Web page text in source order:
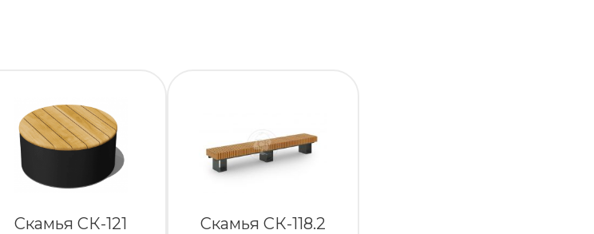
Скамья СК-121
Скамья СК-118.2